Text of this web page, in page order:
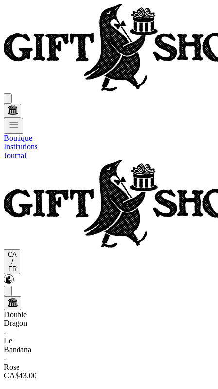
Boutique
Institutions
Journal
CA
/
FR
Double
Dragon
-
Le
Bandana
-
Rose
CA$43.00